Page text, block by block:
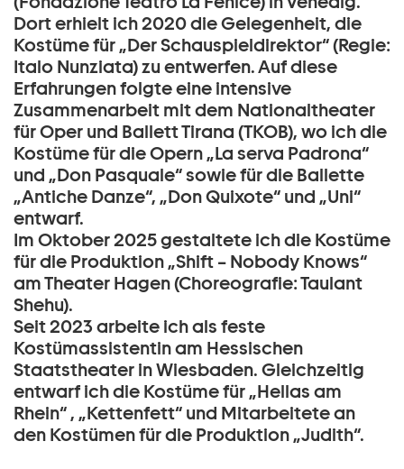
Dort erhielt ich 2020 die Gelegenheit, die
Kostüme für „Der Schauspieldirektor“ (Regie:
Italo Nunziata) zu entwerfen. Auf diese
Erfahrungen folgte eine intensive
Zusammenarbeit mit dem Nationaltheater
für Oper und Ballett Tirana (TKOB), wo ich die
Kostüme für die Opern „La serva Padrona“
und „Don Pasquale“ sowie für die Ballette
„Antiche Danze“, „Don Quixote“ und „Uni“
entwarf.
Im Oktober 2025 gestaltete ich die Kostüme
für die Produktion „Shift – Nobody Knows“
am Theater Hagen (Choreografie: Taulant
Shehu).
Seit 2023 arbeite ich als feste
Kostümassistentin am Hessischen
Staatstheater in Wiesbaden. Gleichzeitig
entwarf ich die Kostüme für „Hellas am
Rhein“ , „Kettenfett“ und Mitarbeitete an
den Kostümen für die Produktion „Judith“.